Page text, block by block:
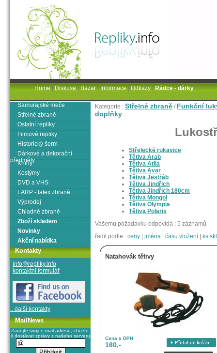
Kategorie : Střelné zbraně / Funkční
doplňky
Střelecké rukavice
Tětiva Arab
Tětiva Atila
Tětiva Avar
Tětiva Jestřáb
Tětiva Jindřich
Tětiva Jindřich 180cm
Tětiva Mongol
Tětiva Olympia
Tětiva Polaris
Vašemu požadavku odpovídá : 5 záznamů
řadit podle : ceny jména času vložení ks
Natahovák tětivy
Cena s DPH
160,-
Samurajské meče
Střelné zbraně
Ostatní repliky
Filmové repliky
Historický šerm
Dárkové a dekorační
předměty
Knihy
Kostýmy
DVD a VHS
LARP - latex zbraně
Výprodej
Chladné zbraně
Zboží skladem
Novinky
Akční nabídka
Kontakty
info@repliky.info
kontaktní formulář
.. další kontakty
MailNews
Zadejte svoji e-mail adresu, chcete-
li dostávat zprávy z našeho serveru
Home|Diskuse|Bazar|Informace|Odkazy|Rádce - dárky